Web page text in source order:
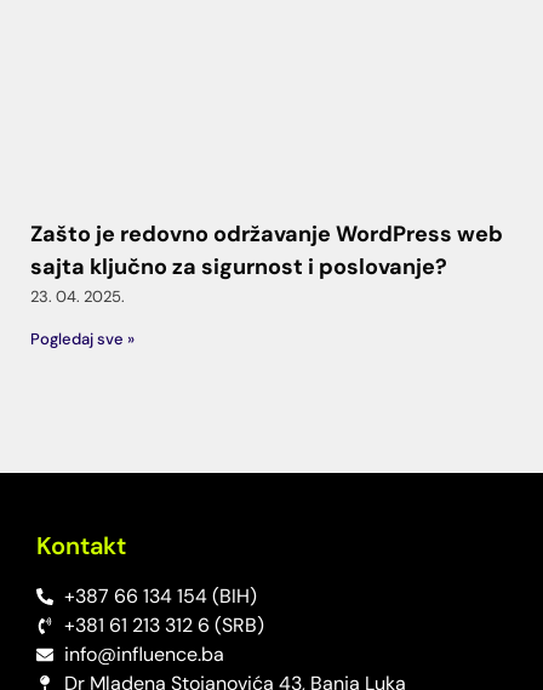
Zašto je redovno održavanje WordPress web
sajta ključno za sigurnost i poslovanje?
23. 04. 2025.
Pogledaj sve »
Kontakt
+387 66 134 154 (BIH)
+381 61 213 312 6 (SRB)
info@influence.ba
Dr Mladena Stojanovića 43, Banja Luka